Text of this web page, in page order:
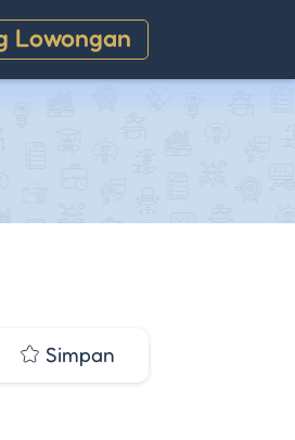
Lowongan
Simpan